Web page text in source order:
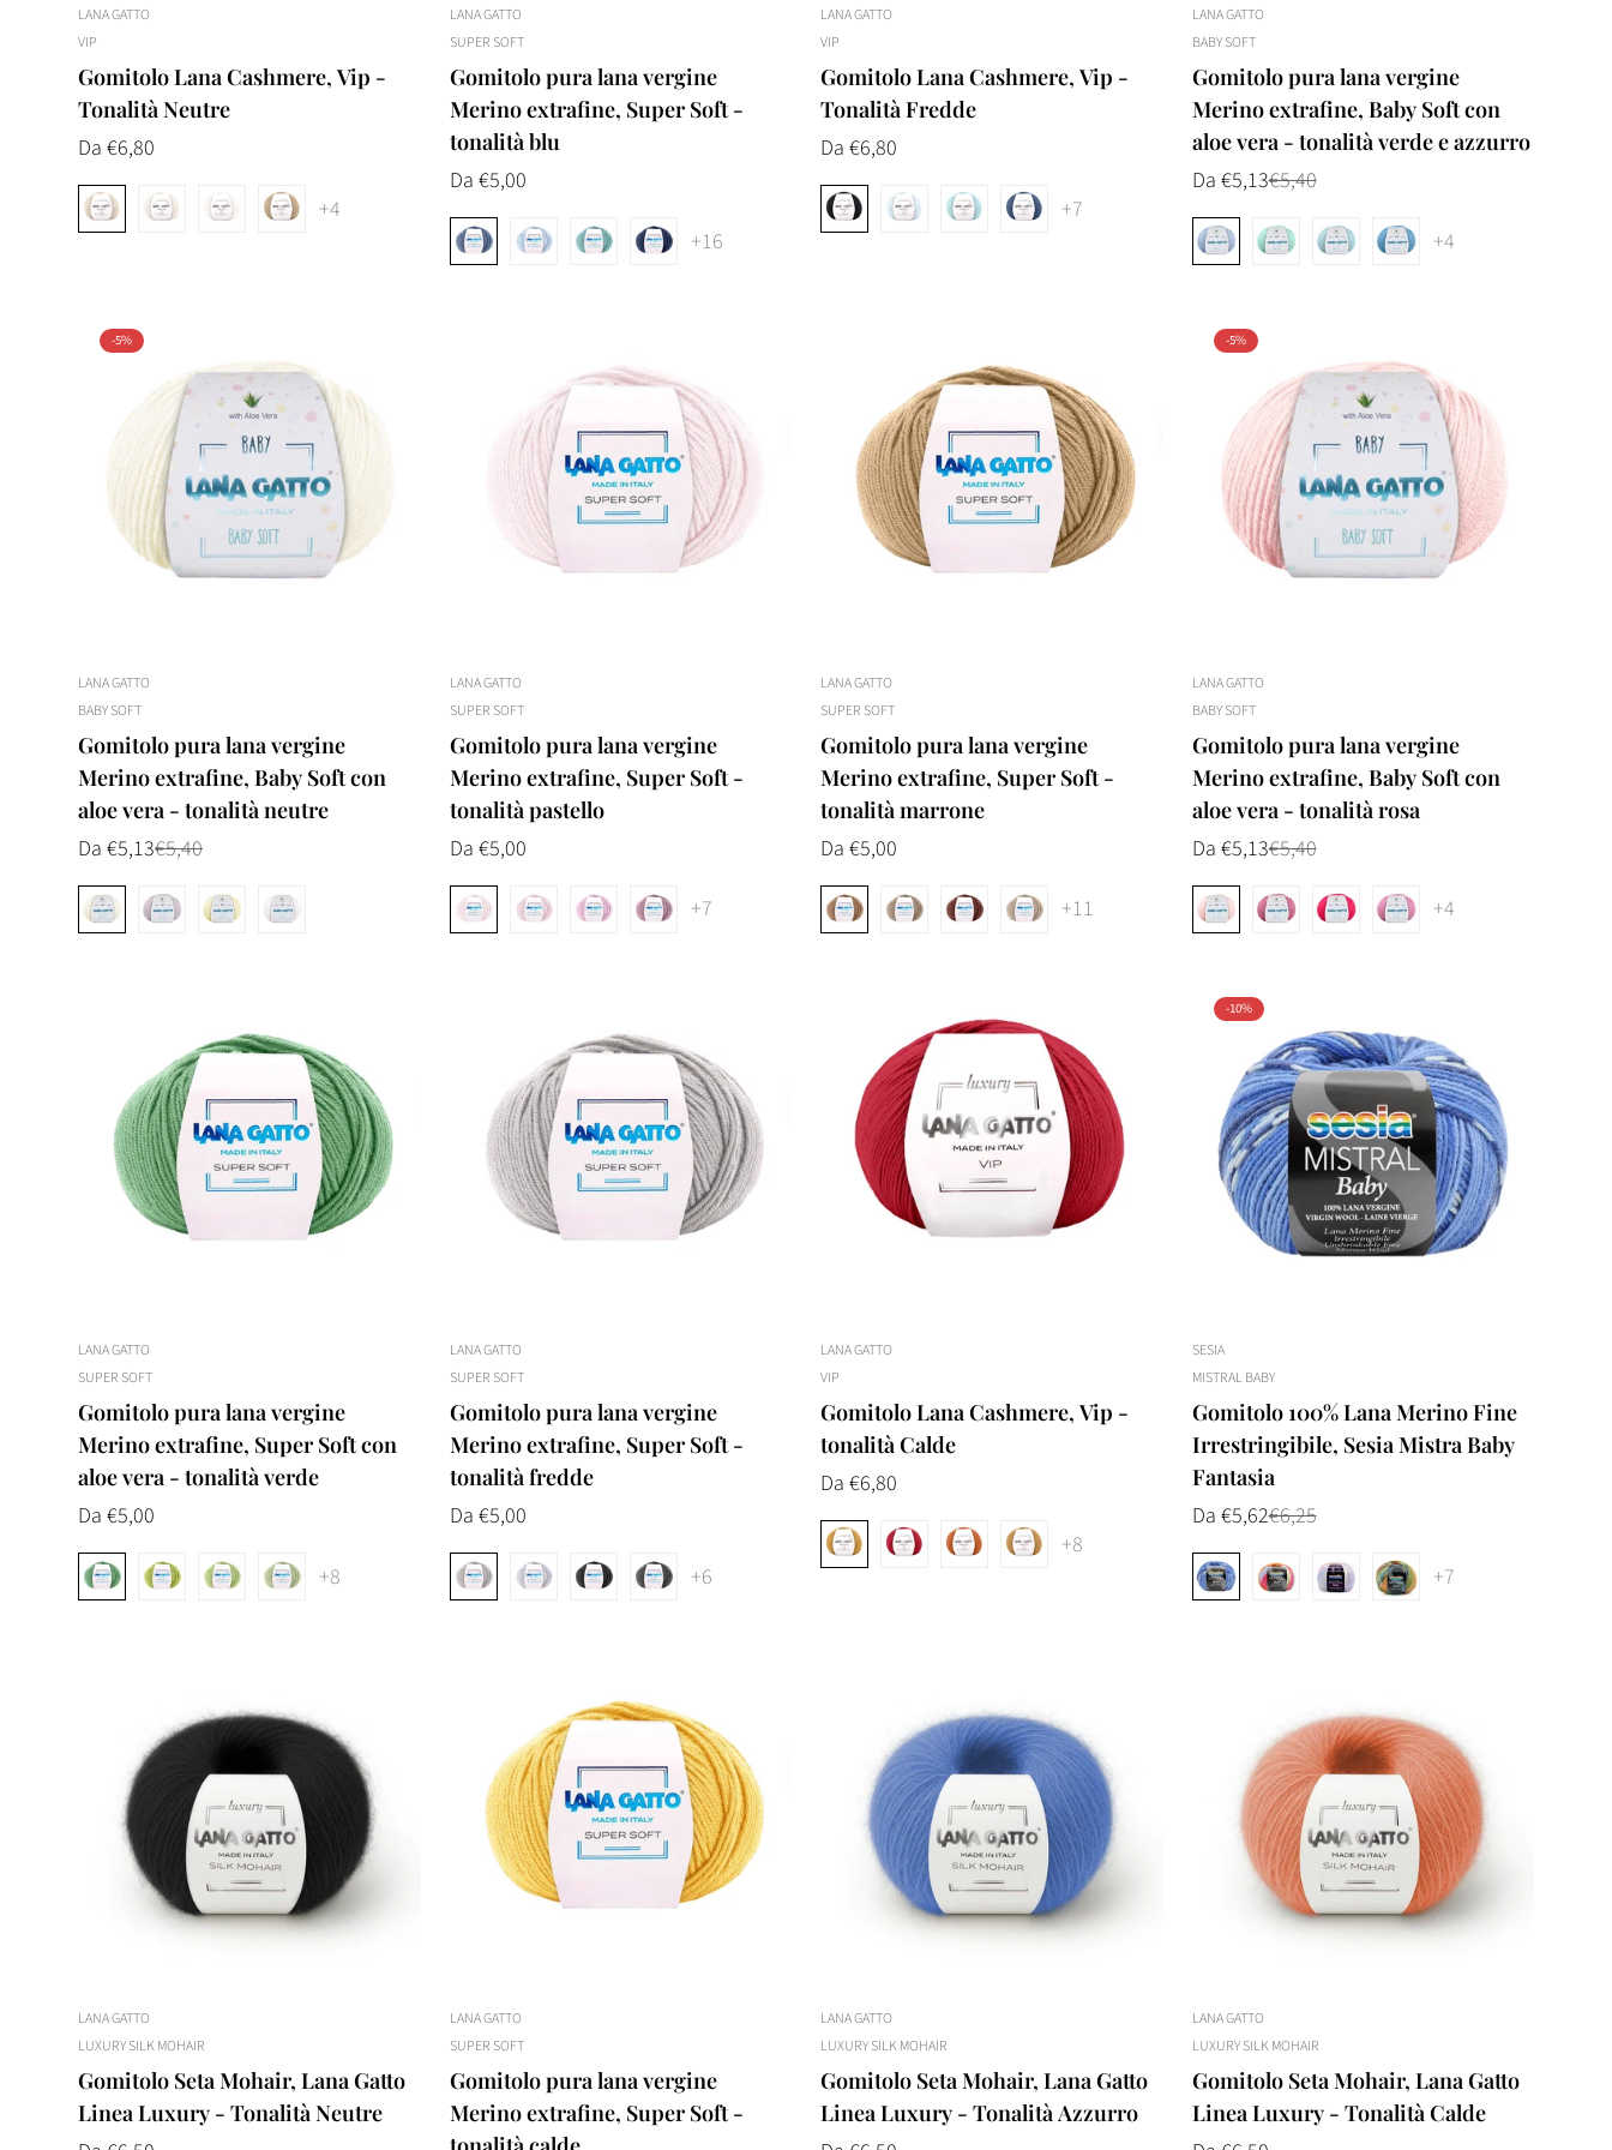
LANA GATTO
VIP
Gomitolo Lana Cashmere, Vip -
Tonalità Neutre
Prezzo
normale
Da €6,80
+4
LANA GATTO
SUPER SOFT
Gomitolo pura lana vergine
Merino extrafine, Super Soft -
tonalità blu
Prezzo
normale
Da €5,00
+16
LANA GATTO
VIP
Gomitolo Lana Cashmere, Vip -
Tonalità Fredde
Prezzo
normale
Da €6,80
+7
LANA GATTO
BABY SOFT
Gomitolo pura lana vergine
Merino extrafine, Baby Soft con
aloe vera - tonalità verde e azzurro
Prezzo
vendita
Da €5,13
Prezzo €5,40
+4
-5%
LANA GATTO
BABY SOFT
Gomitolo pura lana vergine
Merino extrafine, Baby Soft con
aloe vera - tonalità neutre
Prezzo
vendita
Da €5,13
Prezzo €5,40
LANA GATTO
SUPER SOFT
Gomitolo pura lana vergine
Merino extrafine, Super Soft -
tonalità pastello
Prezzo
normale
Da €5,00
+7
LANA GATTO
SUPER SOFT
Gomitolo pura lana vergine
Merino extrafine, Super Soft -
tonalità marrone
Prezzo
normale
Da €5,00
+11
-5%
LANA GATTO
BABY SOFT
Gomitolo pura lana vergine
Merino extrafine, Baby Soft con
aloe vera - tonalità rosa
Prezzo
vendita
Da €5,13
Prezzo €5,40
+4
LANA GATTO
SUPER SOFT
Gomitolo pura lana vergine
Merino extrafine, Super Soft con
aloe vera - tonalità verde
Prezzo
normale
Da €5,00
+8
LANA GATTO
SUPER SOFT
Gomitolo pura lana vergine
Merino extrafine, Super Soft -
tonalità fredde
Prezzo
normale
Da €5,00
+6
LANA GATTO
VIP
Gomitolo Lana Cashmere, Vip -
tonalità Calde
Prezzo
normale
Da €6,80
+8
-10%
SESIA
MISTRAL BABY
Gomitolo 100% Lana Merino Fine
Irrestringibile, Sesia Mistra Baby
Fantasia
Prezzo
vendita
Da €5,62
Prezzo €6,25
+7
LANA GATTO
LUXURY SILK MOHAIR
Gomitolo Seta Mohair, Lana Gatto
Linea Luxury - Tonalità Neutre
LANA GATTO
SUPER SOFT
Gomitolo pura lana vergine
Merino extrafine, Super Soft -
LANA GATTO
LUXURY SILK MOHAIR
Gomitolo Seta Mohair, Lana Gatto
Linea Luxury - Tonalità Azzurro
LANA GATTO
LUXURY SILK MOHAIR
Gomitolo Seta Mohair, Lana Gatto
Linea Luxury - Tonalità Calde
Confirm your age